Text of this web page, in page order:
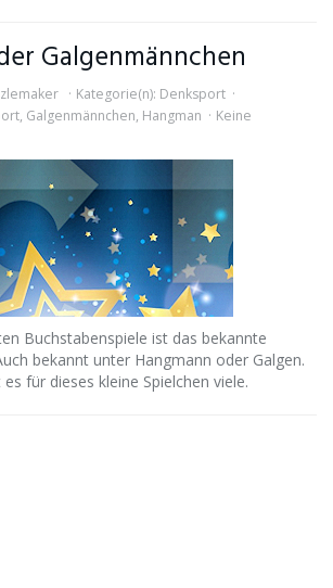
Galgenmännchen
Kategorie(n): Denksport
, Galgenmännchen, Hangman
Keine
Buchstabenspiele ist das bekannte
bekannt unter Hangmann oder Galgen.
für dieses kleine Spielchen viele.